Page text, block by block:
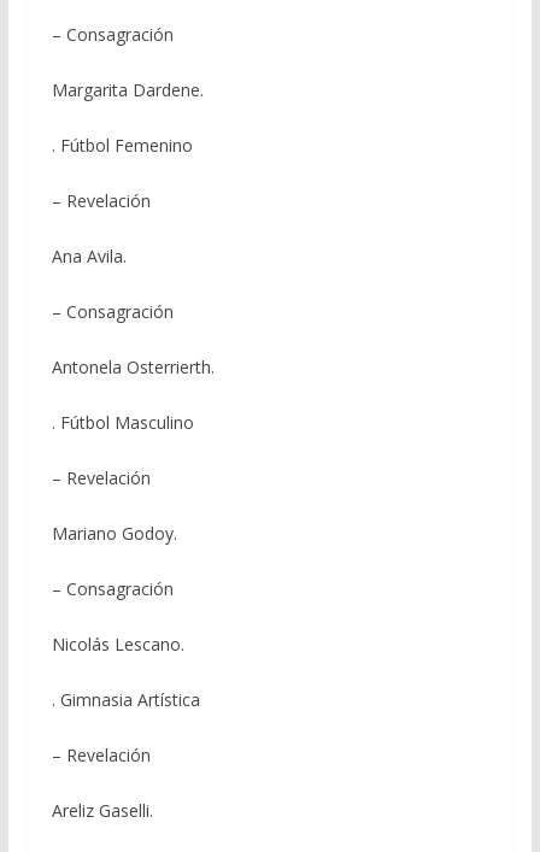
– Consagración
Margarita Dardene.
. Fútbol Femenino
– Revelación
Ana Avila.
– Consagración
Antonela Osterrierth.
. Fútbol Masculino
– Revelación
Mariano Godoy.
– Consagración
Nicolás Lescano.
. Gimnasia Artística
– Revelación
Areliz Gaselli.